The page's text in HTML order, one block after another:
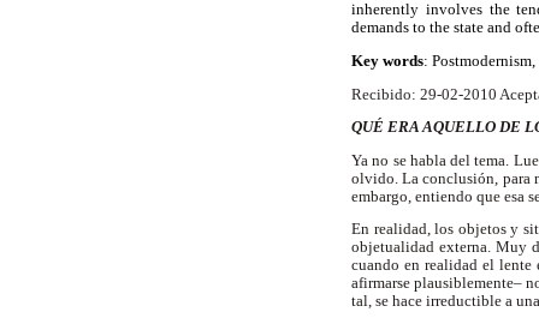
inherently involves the
demands to the state and
Key words:
Recibido: 29-02-2010
QUÉ ERA AQUELLO DE
Ya no se habla del tema.
olvido. La conclusión, para
embargo, entiendo que esa
En realidad, los objetos y
objetualidad externa. Muy
cuando en realidad el lente
afirmarse plausiblemente–
tal, se hace irreductible a